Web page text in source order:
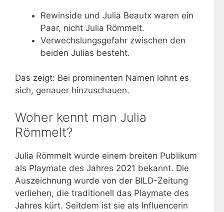
Rewinside und Julia Beautx waren ein
Paar, nicht Julia Römmelt.
Verwechslungsgefahr zwischen den
beiden Julias besteht.
Das zeigt: Bei prominenten Namen lohnt es
sich, genauer hinzuschauen.
Woher kennt man Julia
Römmelt?
Julia Römmelt wurde einem breiten Publikum
als Playmate des Jahres 2021 bekannt. Die
Auszeichnung wurde von der BILD-Zeitung
verliehen, die traditionell das Playmate des
Jahres kürt. Seitdem ist sie als Influencerin